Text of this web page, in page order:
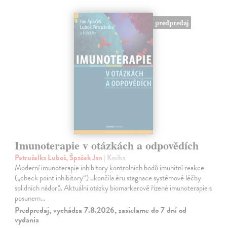
predpredaj
Imunoterapie v otázkách a odpovědích
Petruželka Luboš, Špaček Jan | Kniha
Moderní imunoterapie inhibitory kontrolních bodů imunitní reakce
(„check point inhibitory“) ukončila éru stagnace systémové léčby
solidních nádorů. Aktuální otázky biomarkerově řízené imunoterapie s
posunem…
Predpredaj, vychádza 7.8.2026, zasielame do 7 dní od
vydania